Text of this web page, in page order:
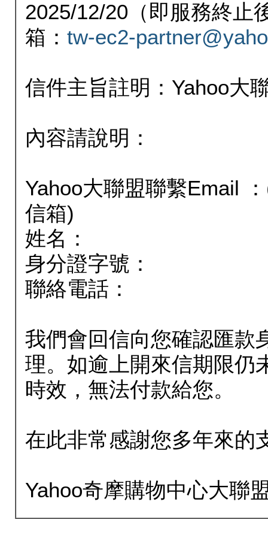
2025/12/20（即服務終止
箱： tw-ec2-
信件主旨註明：Yahoo大
內容請說明：
Yahoo大聯盟聯繫Email
信箱)
姓名：
身分證字號：
聯絡電話：
我們會回信向您確認匯款
理。如逾上開來信期限仍
時效，無法付款給您。
在此非常感謝您多年來的
Yahoo奇摩購物中心大